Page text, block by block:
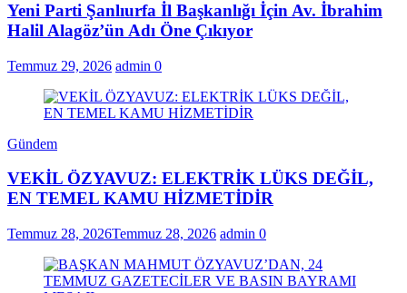
Yeni Parti Şanlıurfa İl Başkanlığı İçin Av. İbrahim
Halil Alagöz’ün Adı Öne Çıkıyor
Temmuz 29, 2026 admin 0
Gündem
VEKİL ÖZYAVUZ: ELEKTRİK LÜKS DEĞİL,
EN TEMEL KAMU HİZMETİDİR
Temmuz 28, 2026Temmuz 28, 2026 admin 0